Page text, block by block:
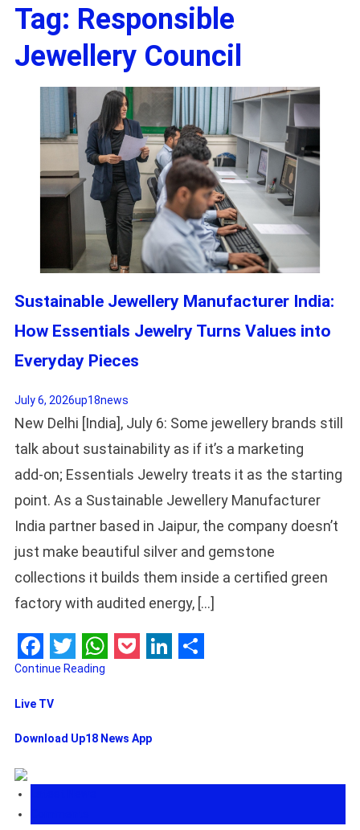
Tag: Responsible
Jewellery Council
Sustainable Jewellery Manufacturer India:
How Essentials Jewelry Turns Values into
Everyday Pieces
July 6, 2026up18news
New Delhi [India], July 6: Some jewellery brands still
talk about sustainability as if it’s a marketing
add‑on; Essentials Jewelry treats it as the starting
point. As a Sustainable Jewellery Manufacturer
India partner based in Jaipur, the company doesn’t
just make beautiful silver and gemstone
collections it builds them inside a certified green
factory with audited energy, […]
Facebook
TwitterWhatsApp
Continue Reading
Live TV
Download Up18 News App